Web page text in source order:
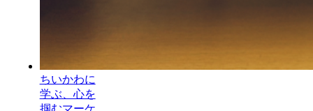
ちいかわに
学ぶ、心を
掴むマーケ